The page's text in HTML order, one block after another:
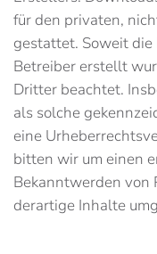
für den privaten,
gestattet. Soweit
Betreiber erstellt
Dritter beachtet.
als solche
eine
bitten wir um einen
Bekanntwerden von
derartige Inhalte